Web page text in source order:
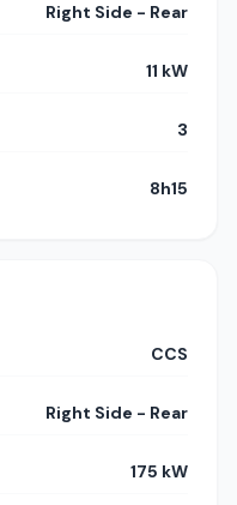
Right Side - Rear
11 kW
3
8h15
CCS
Right Side - Rear
175 kW